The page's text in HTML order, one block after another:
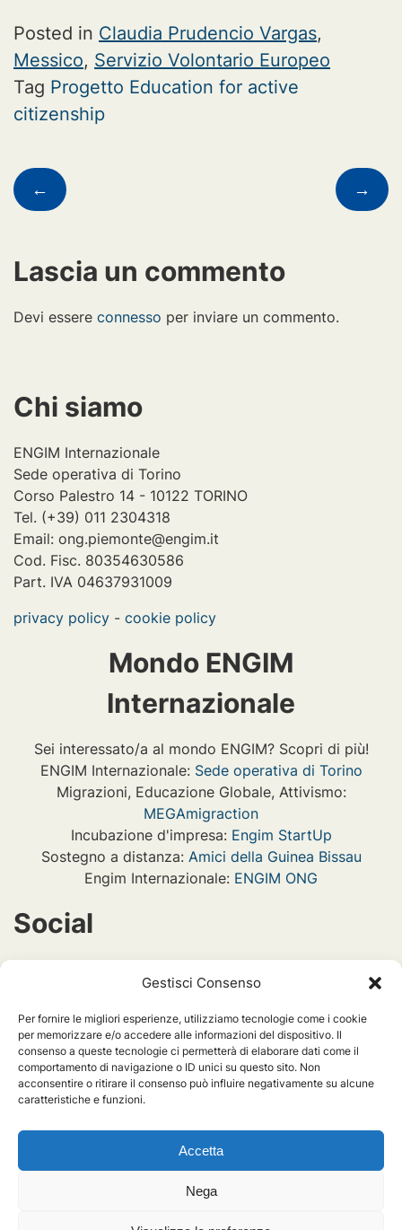
Gestisci Consenso
Per fornire le migliori esperienze, utilizziamo tecnologie come i cookie
per memorizzare e/o accedere alle informazioni del dispositivo. Il
consenso a queste tecnologie ci permetterà di elaborare dati come il
comportamento di navigazione o ID unici su questo sito. Non
acconsentire o ritirare il consenso può influire negativamente su alcune
caratteristiche e funzioni.
Accetta
Nega
Posted in Claudia Prudencio Vargas,
Messico, Servizio Volontario Europeo
Tag Progetto Education for active
citizenship
articoli
← →
Lascia un commento
Devi essere connesso per inviare un commento.
Chi siamo
ENGIM Internazionale
Sede operativa di Torino
Corso Palestro 14 - 10122 TORINO
Tel. (+39) 011 2304318
Email: ong.piemonte@engim.it
Cod. Fisc. 80354630586
Part. IVA 04637931009
privacy policy - cookie policy
Mondo ENGIM
Internazionale
Sei interessato/a al mondo ENGIM? Scopri di più!
ENGIM Internazionale: Sede operativa di Torino
Migrazioni, Educazione Globale, Attivismo:
MEGAmigraction
Incubazione d'impresa: Engim StartUp
Sostegno a distanza: Amici della Guinea Bissau
Engim Internazionale: ENGIM ONG
Social
engiminternazionale_piemonte
engiminternazionalepiemonte